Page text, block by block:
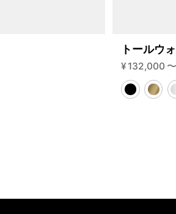
トールウ
¥ 132,000 〜